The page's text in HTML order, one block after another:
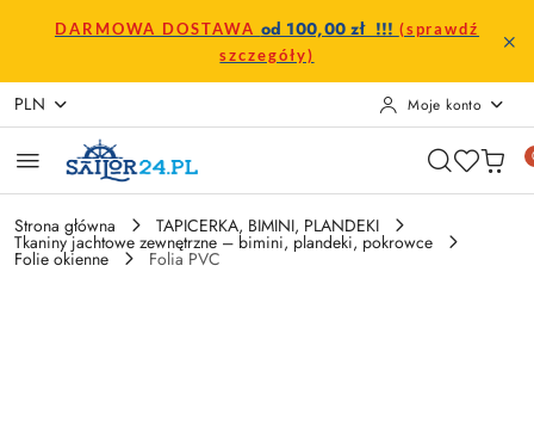
Przejdź do treści głównej
Przejdź do wyszukiwarki
Przejdź do moje konto
Przejdź do menu głównego
Przejdź do opisu produktu
Przejdź do stopki
DARMOWA DOSTAWA od 100,00 zł !!! (sprawdź
szczegóły)
PLN Moje konto
Strona główna TAPICERKA, BIMINI, PLANDEKI
Tkaniny jachtowe zewnętrzne – bimini, plandeki, pokrowce
Folie okienne Folia PVC